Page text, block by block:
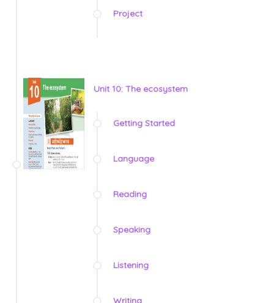
Project
Unit 10: The ecosystem
Getting Started
Language
Reading
Speaking
Listening
Writing